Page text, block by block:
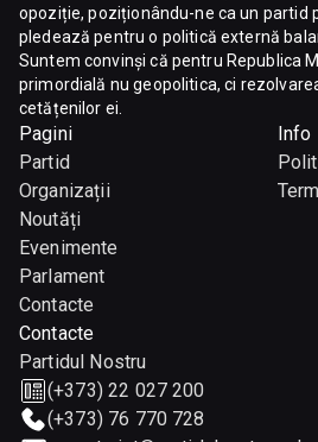
opoziție, poziționându-ne ca un partid
pledează pentru o politică externă
Suntem convinși că pentru Republica
primordială nu geopolitica, ci
cetățenilor ei.
Pagini
Partid
Organizații
Noutăți
Evenimente
Parlament
Contacte
Info
Contacte
Partidul Nostru
(+373) 22 027 200
(+373) 76 770 728